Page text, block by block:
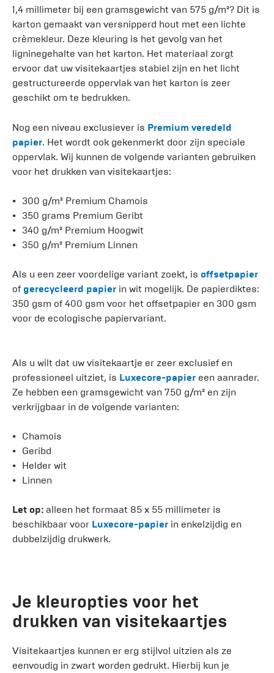
1,4 millimeter bij een gramsgewicht van 575 g/m²? Dit is
karton gemaakt van versnipperd hout met een lichte
crèmekleur. Deze kleuring is het gevolg van het
ligninegehalte van het karton. Het materiaal zorgt
ervoor dat uw visitekaartjes stabiel zijn en het licht
gestructureerde oppervlak van het karton is zeer
geschikt om te bedrukken.
Nog een niveau exclusiever is Premium veredeld
papier. Het wordt ook gekenmerkt door zijn speciale
oppervlak. Wij kunnen de volgende varianten gebruiken
voor het drukken van visitekaartjes:
300 g/m² Premium Chamois
350 grams Premium Geribt
340 g/m² Premium Hoogwit
350 g/m² Premium Linnen
Als u een zeer voordelige variant zoekt, is offsetpapier
of gerecycleerd papier in wit mogelijk. De papierdiktes:
350 gsm of 400 gsm voor het offsetpapier en 300 gsm
voor de ecologische papiervariant.
Als u wilt dat uw visitekaartje er zeer exclusief en
professioneel uitziet, is Luxecore-papier een aanrader.
Ze hebben een gramsgewicht van 750 g/m² en zijn
verkrijgbaar in de volgende varianten:
Chamois
Geribd
Helder wit
Linnen
Let op: alleen het formaat 85 x 55 millimeter is
beschikbaar voor Luxecore-papier in enkelzijdig en
dubbelzijdig drukwerk.
Je kleuropties voor het
drukken van visitekaartjes
Visitekaartjes kunnen er erg stijlvol uitzien als ze
eenvoudig in zwart worden gedrukt. Hierbij kun je